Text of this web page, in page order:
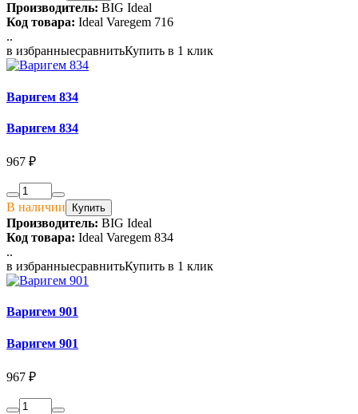
Производитель: BIG Ideal
Код товара: Ideal Varegem 716
..
в избранныесравнитьКупить в 1 клик
Варигем 834
Варигем 834
967 ₽
В наличии Купить
Производитель: BIG Ideal
Код товара: Ideal Varegem 834
..
в избранныесравнитьКупить в 1 клик
Варигем 901
Варигем 901
967 ₽